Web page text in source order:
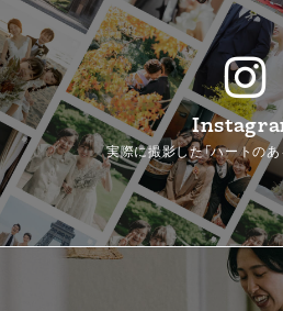
実際に撮影した「ハートの